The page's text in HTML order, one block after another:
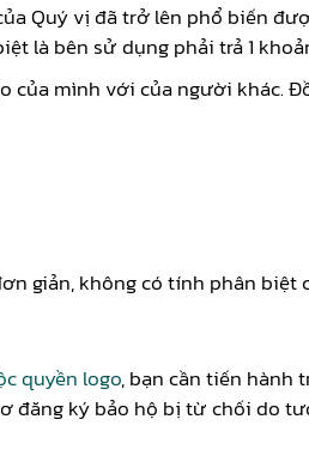
Quý vị đã trở lên phổ biến
là bên sử dụng phải trả 1
của mình với của người
giản, không có tính phân
quyền logo, bạn cần tiến hành
đăng ký bảo hộ bị từ chối do